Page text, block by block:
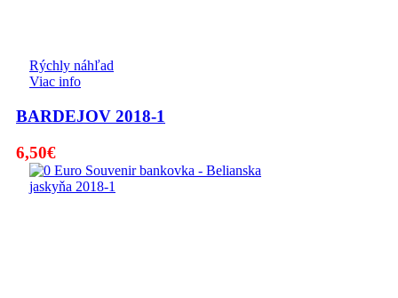
Rýchly náhľad
Viac info
BARDEJOV 2018-1
6,50€